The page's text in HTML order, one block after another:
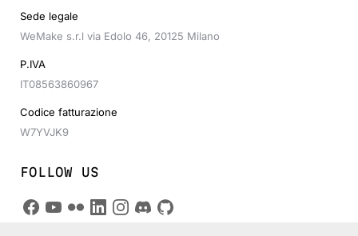
Sede legale
WeMake s.r.l via Edolo 46, 20125 Milano
P.IVA
IT08563860967
Codice fatturazione
W7YVJK9
FOLLOW US